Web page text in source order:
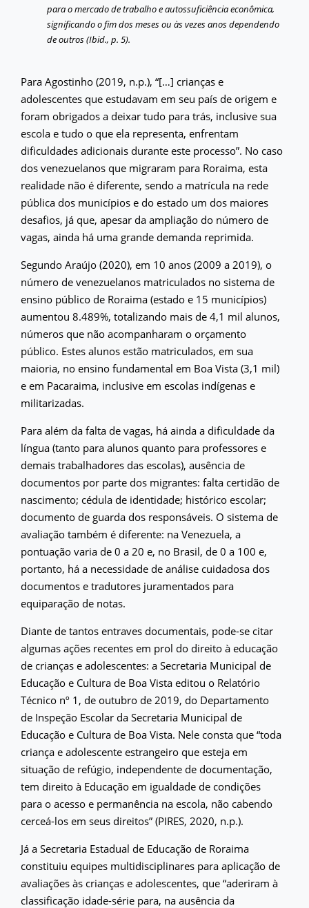
para o mercado de trabalho e autossuficiência econômica,
significando o fim dos meses ou às vezes anos dependendo
de outros (Ibid., p. 5).
Para Agostinho (2019, n.p.), “[…] crianças e
adolescentes que estudavam em seu país de origem e
foram obrigados a deixar tudo para trás, inclusive sua
escola e tudo o que ela representa, enfrentam
dificuldades adicionais durante este processo”. No caso
dos venezuelanos que migraram para Roraima, esta
realidade não é diferente, sendo a matrícula na rede
pública dos municípios e do estado um dos maiores
desafios, já que, apesar da ampliação do número de
vagas, ainda há uma grande demanda reprimida.
Segundo Araújo (2020), em 10 anos (2009 a 2019), o
número de venezuelanos matriculados no sistema de
ensino público de Roraima (estado e 15 municípios)
aumentou 8.489%, totalizando mais de 4,1 mil alunos,
números que não acompanharam o orçamento
público. Estes alunos estão matriculados, em sua
maioria, no ensino fundamental em Boa Vista (3,1 mil)
e em Pacaraima, inclusive em escolas indígenas e
militarizadas.
Para além da falta de vagas, há ainda a dificuldade da
língua (tanto para alunos quanto para professores e
demais trabalhadores das escolas), ausência de
documentos por parte dos migrantes: falta certidão de
nascimento; cédula de identidade; histórico escolar;
documento de guarda dos responsáveis. O sistema de
avaliação também é diferente: na Venezuela, a
pontuação varia de 0 a 20 e, no Brasil, de 0 a 100 e,
portanto, há a necessidade de análise cuidadosa dos
documentos e tradutores juramentados para
equiparação de notas.
Diante de tantos entraves documentais, pode-se citar
algumas ações recentes em prol do direito à educação
de crianças e adolescentes: a Secretaria Municipal de
Educação e Cultura de Boa Vista editou o Relatório
Técnico nº 1, de outubro de 2019, do Departamento
de Inspeção Escolar da Secretaria Municipal de
Educação e Cultura de Boa Vista. Nele consta que “toda
criança e adolescente estrangeiro que esteja em
situação de refúgio, independente de documentação,
tem direito à Educação em igualdade de condições
para o acesso e permanência na escola, não cabendo
cerceá-los em seus direitos” (PIRES, 2020, n.p.).
Já a Secretaria Estadual de Educação de Roraima
constituiu equipes multidisciplinares para aplicação de
avaliações às crianças e adolescentes, que “aderiram à
classificação idade-série para, na ausência da